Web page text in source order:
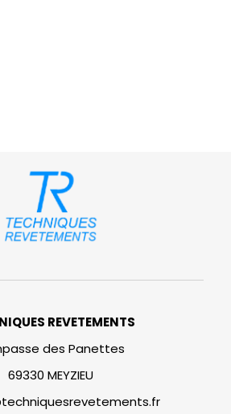
REVETEMENTS
des Panettes
69330 MEYZIEU